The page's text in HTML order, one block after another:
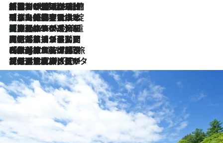
2026.8.6
「荷物が増えるほど旅ストレスは増す」美容ジャーナリストがたどり着いた最終結論。“化粧品を劇的に減らす”感動の凝縮美容とは
2026.8.6
「旅先には金髪ウィッグを持参」日本と同じメイクでは損してる!? 美容ジャーナリストが提案する“掟破りの旅美容”とは
2026.8.6
【厳選旅コスメ】「身軽さ＆UV対策重視！」ヘアアーティストshucoが選んだ夏旅ベストコスメを発表【Mサイズジップ】
2026.8.5
【厳選旅コスメ】国内をあちこち移動する河井菜摘が選んだ夏旅ベストコスメ発表！「リラックスアイテムはマスト」【Mサイズジップ】
2026.8.4
【厳選旅コスメ】「紫外線＆乾燥対策しながらメイク感も！」ヘア＆メイクGeorgeが選んだ夏旅ベストコスメを発表！【Mサイズジップ】
2026.8.3
【厳選旅コスメ】「保湿もタイパ重視！」“サウナ好き”タレント清水みさとが愛用する夏旅ベストコスメを発表！【Mサイズジップ】